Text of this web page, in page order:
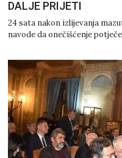
DALJE PRIJETI
24 sata nakon izlijevanja
navode da onečišćenje